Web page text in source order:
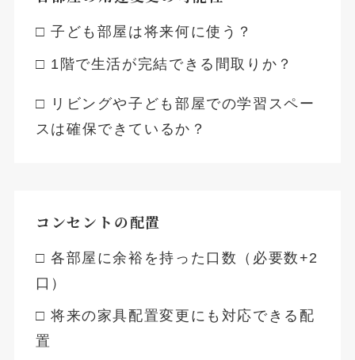
□ 子ども部屋は将来何に使う？
□ 1階で生活が完結できる間取りか？
□ リビングや子ども部屋での学習スペー
スは確保できているか？
コンセントの配置
□ 各部屋に余裕を持った口数（必要数+2
口）
□ 将来の家具配置変更にも対応できる配
置